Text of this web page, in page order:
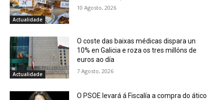
Actualidade
10 Agosto, 2026
Actualidade
O coste das baixas médicas dispara un
10% en Galicia e roza os tres millóns de
euros ao día
7 Agosto, 2026
O PSOE levará á Fiscalía a compra do ático